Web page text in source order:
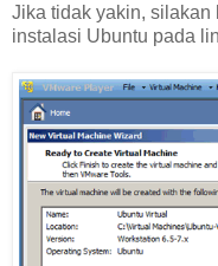
Jika tidak yakin,
instalasi Ubuntu pada